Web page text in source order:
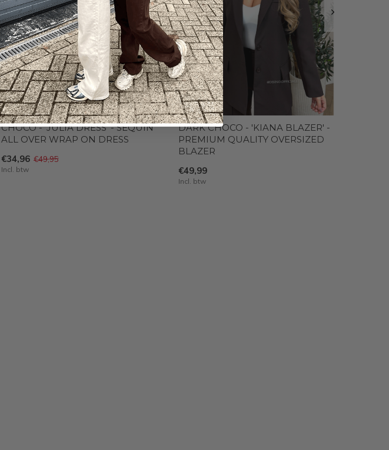
CHOCO - 'JULIA DRESS' - SEQUIN
ALL OVER WRAP ON DRESS
€34,96 €49,95
Incl. btw
DARK CHOCO - 'KIANA BLAZER' -
PREMIUM QUALITY OVERSIZED
BLAZER
€49,99
Incl. btw